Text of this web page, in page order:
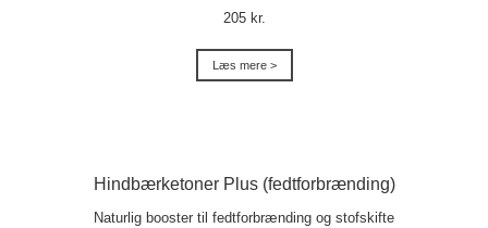
205 kr.
Læs mere >
Hindbærketoner Plus (fedtforbrænding)
Naturlig booster til fedtforbrænding og stofskifte